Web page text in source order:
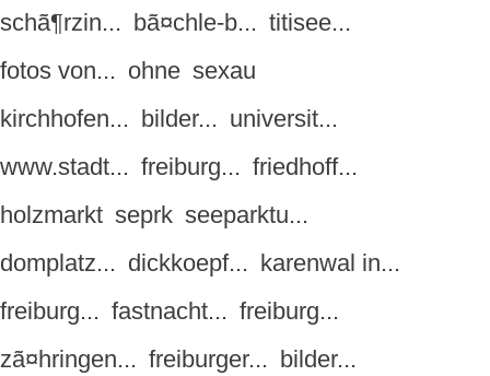
schã¶rzin... bã¤chle-b... titisee...
fotos von... ohne sexau
kirchhofen... bilder... universit...
www.stadt... freiburg... friedhoff...
holzmarkt seprk seeparktu...
domplatz... dickkoepf... karenwal in...
freiburg... fastnacht... freiburg...
zã¤hringen... freiburger... bilder...